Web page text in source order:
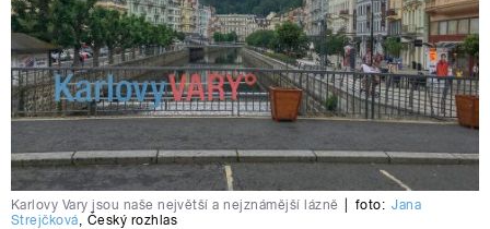
Karlovy Vary jsou naše největší a nejznámější lázně foto: Jana
Strejčková
Český rozhlas